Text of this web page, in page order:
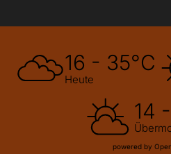
16 - 35°C
Heute
14
powered by